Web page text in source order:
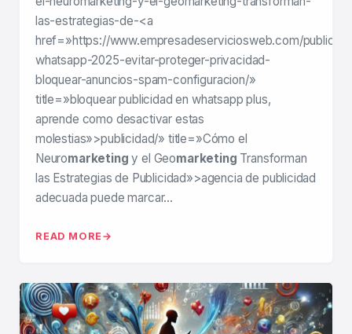
las-estrategias-de-<a
href=»https://www.empresadeserviciosweb.com/
whatsapp-2025-evitar-proteger-privacidad-
bloquear-anuncios-spam-configuracion/»
title=»bloquear publicidad en whatsapp plus,
aprende como desactivar estas
molestias»>publicidad/» title=»Cómo el
Neuromarketing y el Geomarketing Transforman
las Estrategias de Publicidad»>agencia de publicidad
adecuada puede marcar…
READ MORE